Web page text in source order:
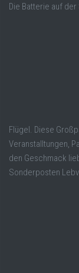
Die Batterie auf
Flügel. Diese
Veranstalltungen,
den Geschmack
Sonderposten